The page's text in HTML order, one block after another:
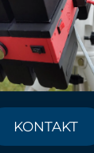
KONTAKT